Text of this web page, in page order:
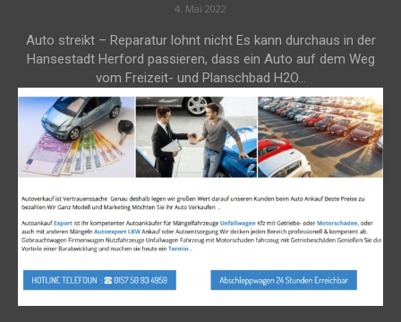
4. Mai 2022
Auto streikt – Reparatur lohnt nicht Es kann durchaus in der
Hansestadt Herford passieren, dass ein Auto auf dem Weg
vom Freizeit- und Planschbad H2O...